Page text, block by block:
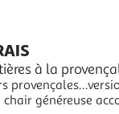
à la
généreuse